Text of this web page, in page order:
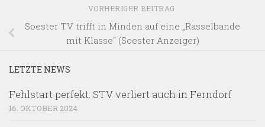
VORHERIGER BEITRAG
Soester TV trifft in Minden auf eine „Rasselbande
mit Klasse“ (Soester Anzeiger)
LETZTE NEWS
Fehlstart perfekt: STV verliert auch in Ferndorf
16. OKTOBER 2024